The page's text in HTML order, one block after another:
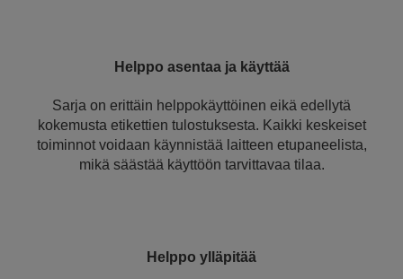
Helppo asentaa ja käyttää
Sarja on erittäin helppokäyttöinen eikä edellytä
kokemusta etikettien tulostuksesta. Kaikki keskeiset
toiminnot voidaan käynnistää laitteen etupaneelista,
mikä säästää käyttöön tarvittavaa tilaa.
Helppo ylläpitää